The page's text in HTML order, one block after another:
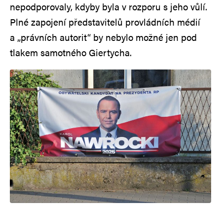
nepodporovaly, kdyby byla v rozporu s jeho vůlí.
Plné zapojení představitelů provládních médií
a „právních autorit“ by nebylo možné jen pod
tlakem samotného Giertycha.